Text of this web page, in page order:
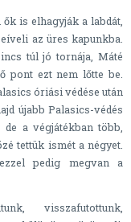
is elhagyják a labdát,
az üres kapunkba.
túl jó tornája, Máté
pont ezt nem lőtte be.
óriási védése után
újabb Palasics-védés
a végjátékban több,
tettük ismét a négyet.
ezzel pedig megvan a
visszafutottunk,